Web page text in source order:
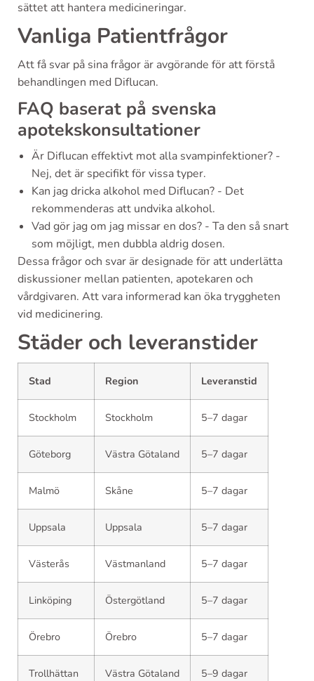
sättet att hantera medicineringar.
Vanliga Patientfrågor
Att få svar på sina frågor är avgörande för att förstå
behandlingen med Diflucan.
FAQ baserat på svenska
apotekskonsultationer
Är Diflucan effektivt mot alla svampinfektioner? -
Nej, det är specifikt för vissa typer.
Kan jag dricka alkohol med Diflucan? - Det
rekommenderas att undvika alkohol.
Vad gör jag om jag missar en dos? - Ta den så snart
som möjligt, men dubbla aldrig dosen.
Dessa frågor och svar är designade för att underlätta
diskussioner mellan patienten, apotekaren och
vårdgivaren. Att vara informerad kan öka tryggheten
vid medicinering.
Städer och leveranstider
Stad Region Leveranstid
Stockholm Stockholm 5–7 dagar
Göteborg Västra Götaland 5–7 dagar
Malmö Skåne 5–7 dagar
Uppsala Uppsala 5–7 dagar
Västerås Västmanland 5–7 dagar
Linköping Östergötland 5–7 dagar
Örebro Örebro 5–7 dagar
Trollhättan Västra Götaland 5–9 dagar